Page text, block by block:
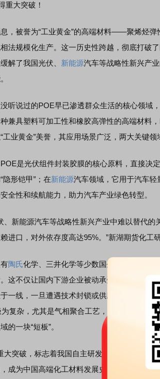
大突破！
被誉为“工业黄金”的高端材料——聚烯烃弹
法规模化生产。这一历史性跨越，彻底打破
解了我国光伏、 新能源汽车等战略性新兴产
说过的POE早已渗透群众生活的核心领域，
兼具塑料可加工性和橡胶高弹性的高端材料
工业黄金”美誉，其应用场景广泛，两大关键领
是光伏组件封装胶膜的核心原料，直接决
隐形铠甲”；在新能源汽车领域，它用于汽车
全性和续航能力，助力汽车产业绿色转型。
新能源汽车等战略性新兴产业中难以替代的
进口，对外依存度高达95%。”新湖期货化工
陶氏化学、三井化学等少数国外企业掌握
这不仅让国内下游企业被动承受高昂进口价
一线，一旦遭遇技术封锁或供应波动，整个
复杂，尤其是气相聚合工艺，长期被国外封
的一块“短板”。
突破，标志着我国自主研发的POE产品成功
成为中国高端化工材料发展史上‘从无到有、